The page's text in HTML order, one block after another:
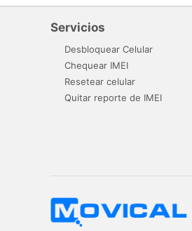
Servicios
Desbloquear Celular
Chequear IMEI
Resetear celular
Quitar reporte de IMEI